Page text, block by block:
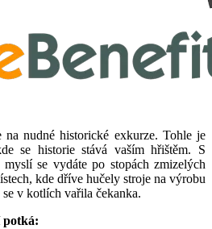
na nudné historické exkurze. Tohle je
se historie stává vaším hřištěm. S
se vydáte po stopách zmizelých
kde dříve hučely stroje na výrobu
v kotlích vařila čekanka.
potká: